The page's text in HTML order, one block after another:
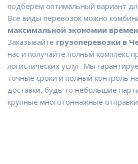
подберём оптимальный вариант
Все виды перевозок можно
максимальной экономии
Заказывайте грузоперевозки в
нас и получайте полный комплекс
логистических услуг. Мы
точные сроки и полный контроль
доставки, будь то небольшие
крупные многотоннажные